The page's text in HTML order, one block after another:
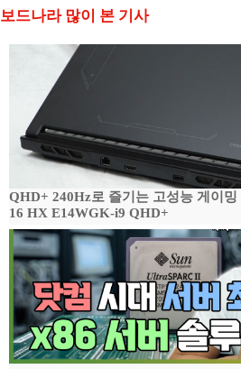
보드나라 많이 본 기사
QHD+ 240Hz로 즐기는 고성능 게이
16 HX E14WGK-i9 QHD+